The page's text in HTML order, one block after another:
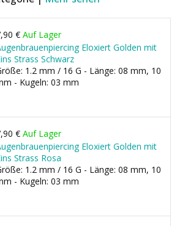
€ Auf Lager
Eloxiert Golden mit
Strass Schwarz
1.2 mm / 16 G - Länge: 08 mm, 10
- Kugeln: 03 mm
€ Auf Lager
Eloxiert Golden mit
Strass Rosa
1.2 mm / 16 G - Länge: 08 mm, 10
- Kugeln: 03 mm